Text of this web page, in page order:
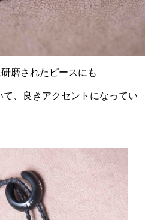
磨されたピースにも
、良きアクセントになってい